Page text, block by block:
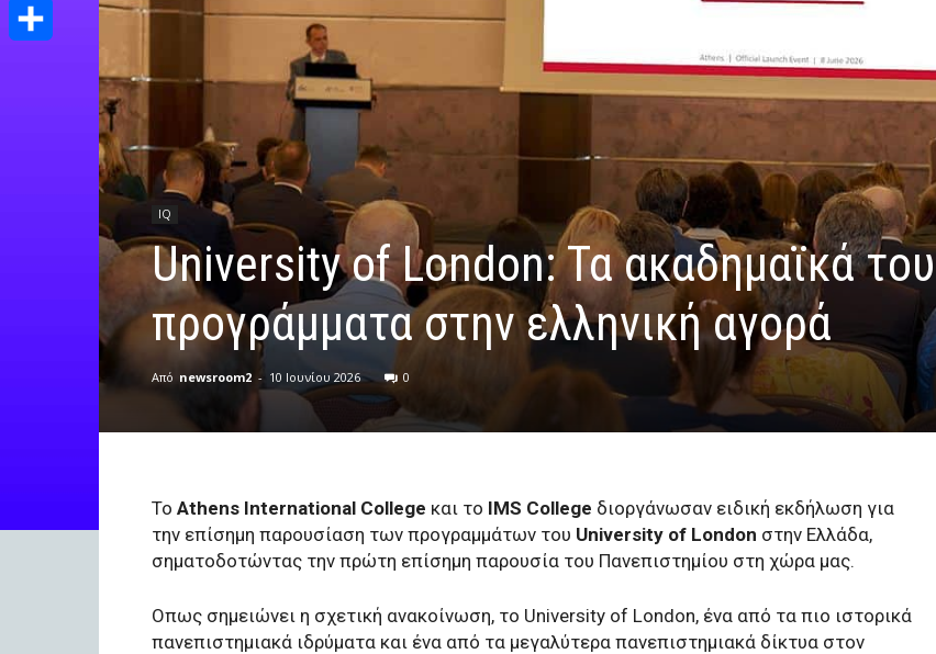
IQ
University of London: Τα ακαδημαϊκά του
προγράμματα στην ελληνική αγορά
Από newsroom2 - 10 Ιουνίου 2026 0
Το Athens International College και το IMS College διοργάνωσαν ειδική εκδήλωση για
την επίσημη παρουσίαση των προγραμμάτων του University of London στην Ελλάδα,
σηματοδοτώντας την πρώτη επίσημη παρουσία του Πανεπιστημίου στη χώρα μας.
Οπως σημειώνει η σχετική ανακοίνωση, το University of London, ένα από τα πιο ιστορικά
πανεπιστημιακά ιδρύματα και ένα από τα μεγαλύτερα πανεπιστημιακά δίκτυα στον
Print